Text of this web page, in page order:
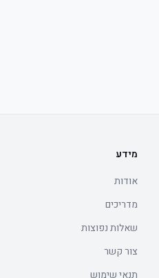
מידע
אודות
מדריכים
שאלות נפוצות
צור קשר
תנאי שימוש